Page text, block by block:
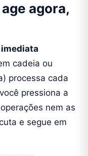
agora,
cadeia ou
processa cada
pressiona a
nem as
e segue em